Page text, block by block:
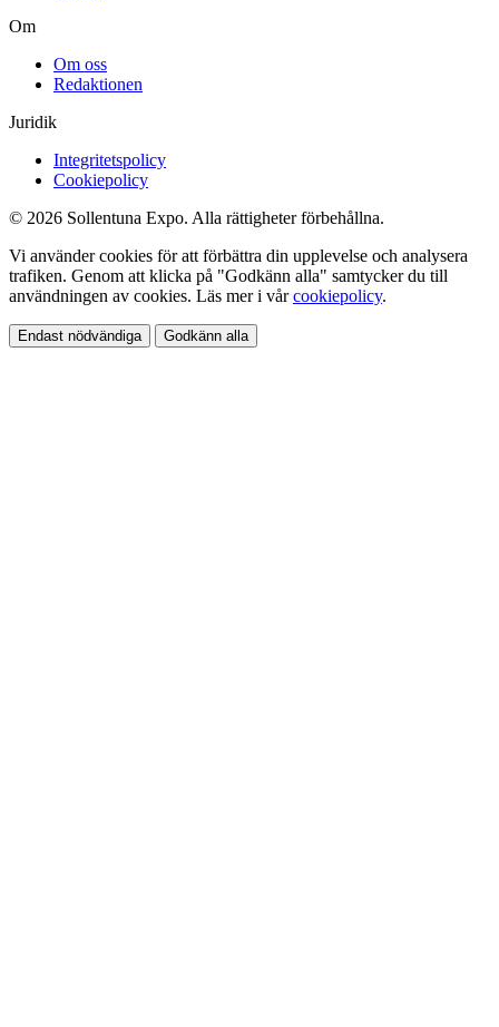
Om
Om oss
Redaktionen
Juridik
Integritetspolicy
Cookiepolicy
© 2026 Sollentuna Expo. Alla rättigheter förbehållna.
Vi använder cookies för att förbättra din upplevelse och analysera
trafiken. Genom att klicka på "Godkänn alla" samtycker du till
användningen av cookies. Läs mer i vårcookiepolicy.
Endast nödvändiga Godkänn alla